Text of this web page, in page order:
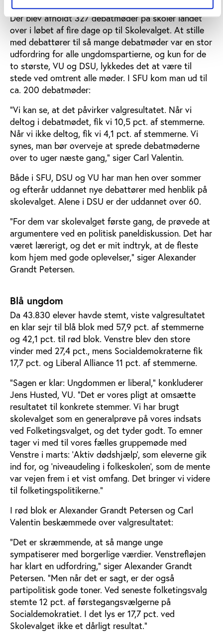
Der blev afholdt 327 debatmøder på skoler landet
over i løbet af fire dage op til Skolevalget. At stille
med debattører til så mange debatmøder var en stor
udfordring for alle ungdomspartierne, og kun for de
to største, VU og DSU, lykkedes det at være til
stede ved omtrent alle møder. I SFU kom man ud til
ca. 200 debatmøder:
”Vi kan se, at det påvirker valgresultatet. Når vi
deltog i debatmødet, fik vi 10,5 pct. af stemmerne.
Når vi ikke deltog, fik vi 4,1 pct. af stemmerne. Vi
synes, man bør overveje at sprede debatmøderne
over to uger næste gang,” siger Carl Valentin.
Både i SFU, DSU og VU har man hen over sommer
og efterår uddannet nye debattører med henblik på
skolevalget. Alene i DSU er der uddannet over 60.
”For dem var skolevalget første gang, de prøvede at
argumentere ved en politisk paneldiskussion. Det har
været lærerigt, og det er mit indtryk, at de fleste
kom hjem med gode oplevelser,” siger Alexander
Grandt Petersen.
Blå ungdom
Da 43.830 elever havde stemt, viste valgresultatet
en klar sejr til blå blok med 57,9 pct. af stemmerne
og 42,1 pct. til rød blok. Venstre blev den store
vinder med 27,4 pct., mens Socialdemokraterne fik
17,7 pct. og Liberal Alliance 11 pct. af stemmerne.
”Sagen er klar: Ungdommen er liberal,” konkluderer
Jens Husted, VU. ”Det er vores pligt at omsætte
resultatet til konkrete stemmer. Vi har brugt
skolevalget som en generalprøve på vores indsats
ved Folketingsvalget, og det tyder godt. To emner
tager vi med til vores fælles gruppemøde med
Venstre i marts: ’Aktiv dødshjælp’, som eleverne gik
ind for, og ’niveaudeling i folkeskolen’, som de mente
var vejen frem i et vist omfang. Det bringer vi videre
til folketingspolitikerne.”
I rød blok er Alexander Grandt Petersen og Carl
Valentin beskæmmede over valgresultatet:
”Det er skræmmende, at så mange unge
sympatiserer med borgerlige værdier. Venstrefløjen
har klart en udfordring,” siger Alexander Grandt
Petersen. ”Men når det er sagt, er der også
partipolitisk gode toner. Ved seneste folketingsvalg
stemte 12 pct. af førstegangsvælgerne på
Socialdemokratiet. I det lys er 17,7 pct. ved
Skolevalget ikke et dårligt resultat.”